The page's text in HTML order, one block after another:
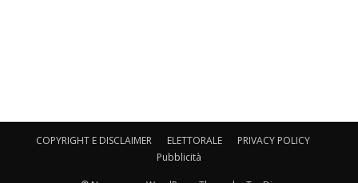
COPYRIGHT E DISCLAIMER ELETTORALE
PRIVACY POLICY
Pubblicità